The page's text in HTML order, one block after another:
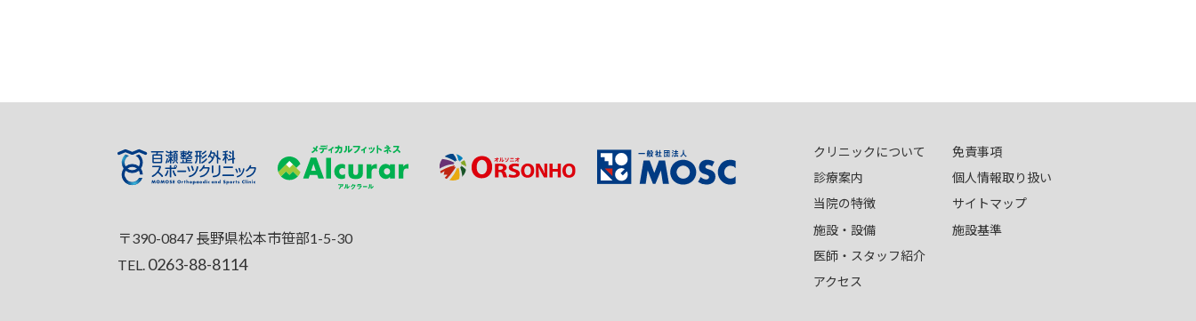
〒390-0847 長野県松本市笹部1-5-30
TEL. 0263-88-8114
クリニックについて
診療案内
当院の特徴
施設・設備
医師・スタッフ紹介
アクセス
免責事項
個人情報取り扱い
サイトマップ
施設基準